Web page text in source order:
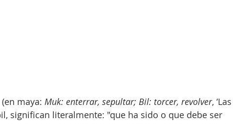
(en maya: Muk: enterrar, sepultar; Bil: torcer, revolver, ‘Las
significan literalmente: "que ha sido o que debe ser